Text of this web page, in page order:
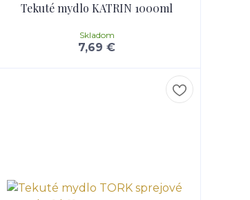
Tekuté mydlo KATRIN 1000ml
7,69 €
Skladom